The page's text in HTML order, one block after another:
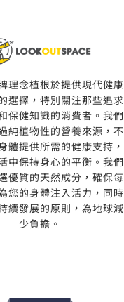
理念植根於提供現代健康
選擇，特別關注那些追求
保健知識的消費者。我們
純植物性的營養來源，不
體提供所需的健康支持，
中保持身心的平衡。我們
優質的天然成分，確保每
您的身體注入活力，同時
續發展的原則，為地球減
少負擔。